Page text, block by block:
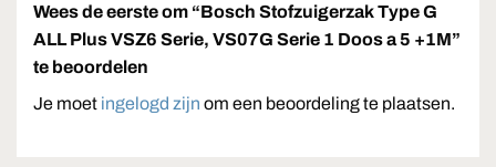
Wees de eerste om “Bosch Stofzuigerzak Type G
ALL Plus VSZ6 Serie, VS07G Serie 1 Doos a 5 +1M”
te beoordelen
Je moet ingelogd zijn om een beoordeling te plaatsen.